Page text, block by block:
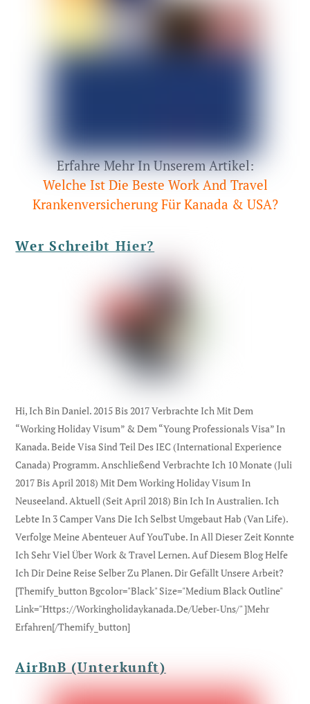
Erfahre Mehr In Unserem Artikel:
Welche Ist Die Beste Work And Travel
Krankenversicherung Für Kanada & USA?
Wer Schreibt Hier?
Hi, Ich Bin Daniel. 2015 Bis 2017 Verbrachte Ich Mit Dem
“Working Holiday Visum” & Dem “Young Professionals Visa” In
Kanada. Beide Visa Sind Teil Des IEC (international Experience
Canada) Programm. Anschließend Verbrachte Ich 10 Monate (Juli
2017 Bis April 2018) Mit Dem Working Holiday Visum In
Neuseeland. Aktuell (seit April 2018) Bin Ich In Australien. Ich
Lebte In 3 Camper Vans Die Ich Selbst Umgebaut Hab (Van Life).
Verfolge Meine Abenteuer Auf YouTube. In All Dieser Zeit Konnte
Ich Sehr Viel Über Work & Travel Lernen. Auf Diesem Blog Helfe
Ich Dir Deine Reise Selber Zu Planen. Dir Gefällt Unsere Arbeit?
[themify_button Bgcolor="black" Size="medium Black Outline"
Link="https://workingholidaykanada.de/ueber-Uns/" ]Mehr
Erfahren[/themify_button]
AirBnB (Unterkunft)